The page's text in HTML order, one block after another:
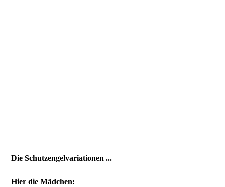
Die Schutzengelvariationen ...
Hier die Mädchen: